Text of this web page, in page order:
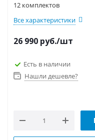
12 комплектов
Все характеристики
26 990 руб./шт
Есть в наличии
Нашли дешевле?